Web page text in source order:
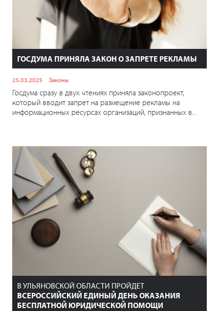
ГОСДУМА ПРИНЯЛА ЗАКОН О ЗАПРЕТЕ РЕКЛАМЫ
25.03.2025 Законы
Госдума сразу в двух чтениях приняла законопроект,
который вводит запрет на размещение рекламы на
информационных ресурсах организаций, признанных в...
В УЛЬЯНОВСКОЙ ОБЛАСТИ ПРОЙДЕТ
ВСЕРОССИЙСКИЙ ЕДИНЫЙ ДЕНЬ ОКАЗАНИЯ
БЕСПЛАТНОЙ ЮРИДИЧЕСКОЙ ПОМОЩИ